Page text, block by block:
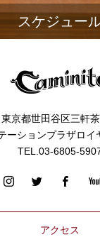
スケジュー
京都世田谷区三軒
ーションプラザロイ
TEL.03-6805-
アクセス